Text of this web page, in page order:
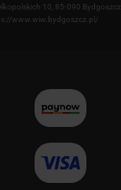
10, 85-090 Bydgoszcz,
www.wiw.bydgoszcz.pl/